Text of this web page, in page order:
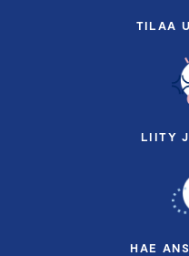
TILAA
LIITY
HAE